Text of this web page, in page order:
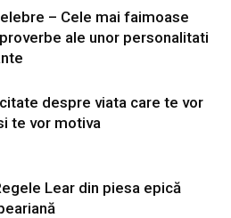
– Cele mai faimoase
ale unor personalitati
despre viata care te vor
te vor motiva
Lear din piesa epică